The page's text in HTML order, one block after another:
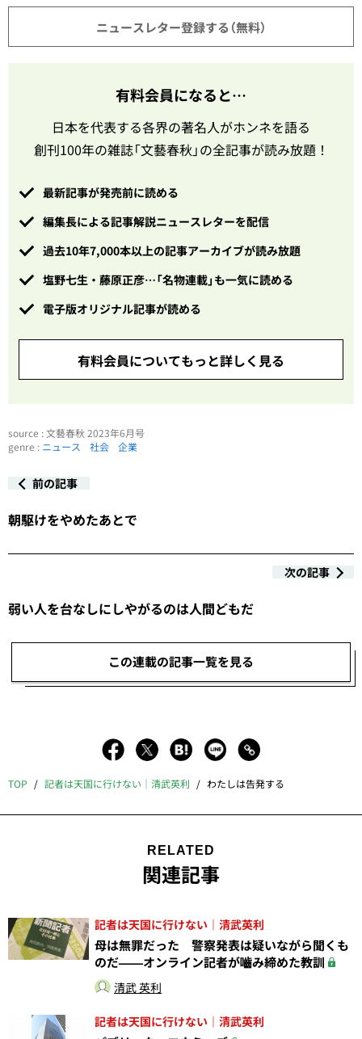
ニュースレター登録する（無料）
有料会員になると…
日本を代表する各界の著名人がホンネを語る
創刊100年の雑誌「文藝春秋」の全記事が読み放題！
最新記事が発売前に読める
編集長による記事解説ニュースレターを配信
過去10年7,000本以上の記事アーカイブが読み放題
塩野七生・藤原正彦…「名物連載」も一気に読める
電子版オリジナル記事が読める
有料会員についてもっと詳しく見る
source : 文藝春秋 2023年6月号
genre : ニュース 社会 企業
前の記事
朝駆けをやめたあとで
次の記事
弱い人を台なしにしやがるのは人間どもだ
この連載の記事一覧を見る
TOP 記者は天国に行けない｜清武英利 わたしは告発する
RELATED
関連記事
記者は天国に行けない｜清武英利
母は無罪だった 警察発表は疑いながら聞くも
のだ——オンライン記者が嚙み締めた教訓
清武 英利
記者は天国に行けない｜清武英利